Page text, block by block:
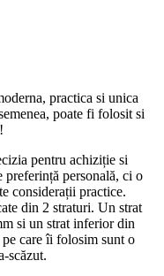
practica si unica
poate fi folosit si
pentru achiziție si
preferință personală, ci o
considerații practice.
din 2 straturi. Un strat
si un strat inferior din
care îi folosim sunt o
scăzut.